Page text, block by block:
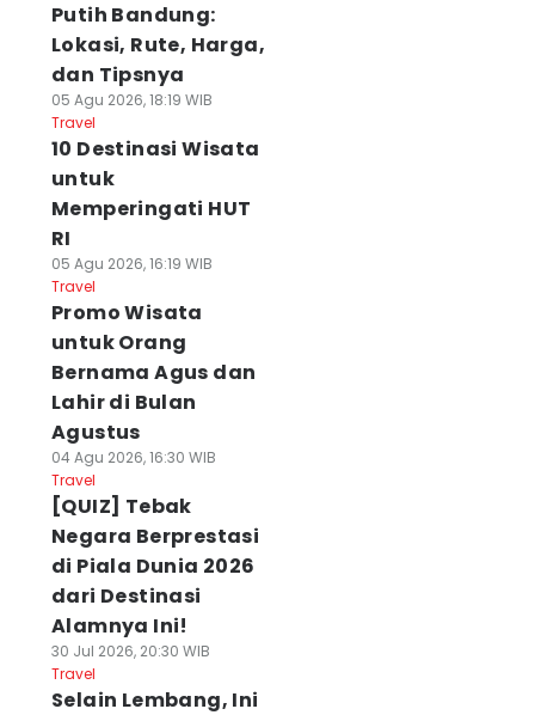
Putih Bandung:
Lokasi, Rute, Harga,
dan Tipsnya
05 Agu 2026, 18:19 WIB
Travel
10 Destinasi Wisata
untuk
Memperingati HUT
RI
05 Agu 2026, 16:19 WIB
Travel
Promo Wisata
untuk Orang
Bernama Agus dan
Lahir di Bulan
Agustus
04 Agu 2026, 16:30 WIB
Travel
[QUIZ] Tebak
Negara Berprestasi
di Piala Dunia 2026
dari Destinasi
Alamnya Ini!
30 Jul 2026, 20:30 WIB
Travel
Selain Lembang, Ini